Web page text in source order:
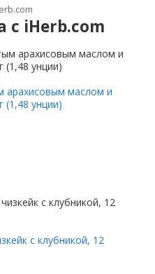
с iHerb.com
арахисовым маслом и
(1,48 унции)
с клубникой, 12